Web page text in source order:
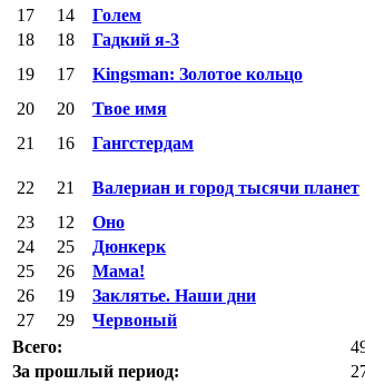
17
14 Голем
18
18 Гадкий я-3
19
17 Kingsman: Золотое кольцо
20
20 Твое имя
21
16 Гангстердам
22 21 Валериан и город тысячи планет
23
12 Оно
24
25 Дюнкерк
25
26 Мама!
26
19 Заклятье. Наши дни
27
29 Червоный
Всего:
За прошлый период: